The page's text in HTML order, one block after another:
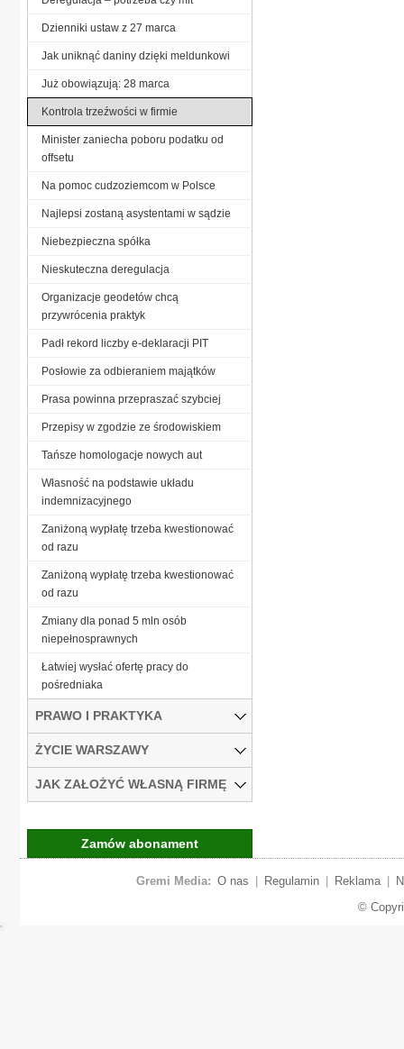
Dzienniki ustaw z 27 marca
Jak uniknąć daniny dzięki meldunkowi
Już obowiązują: 28 marca
Kontrola trzeźwości w firmie
Minister zaniecha poboru podatku od
offsetu
Na pomoc cudzoziemcom w Polsce
Najlepsi zostaną asystentami w sądzie
Niebezpieczna spółka
Nieskuteczna deregulacja
Organizacje geodetów chcą
przywrócenia praktyk
Padł rekord liczby e-deklaracji PIT
Posłowie za odbieraniem majątków
Prasa powinna przepraszać szybciej
Przepisy w zgodzie ze środowiskiem
Tańsze homologacje nowych aut
Własność na podstawie układu
indemnizacyjnego
Zaniżoną wypłatę trzeba kwestionować
od razu
Zaniżoną wypłatę trzeba kwestionować
od razu
Zmiany dla ponad 5 mln osób
niepełnosprawnych
Łatwiej wysłać ofertę pracy do
pośredniaka
PRAWO I PRAKTYKA
ŻYCIE WARSZAWY
JAK ZAŁOŻYĆ WŁASNĄ FIRMĘ
Zamów abonament
Gremi Media: O nas Regulamin Reklama
©